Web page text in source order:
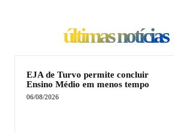
últimas notícias
EJA de Turvo permite concluir
Ensino Médio em menos tempo
06/08/2026